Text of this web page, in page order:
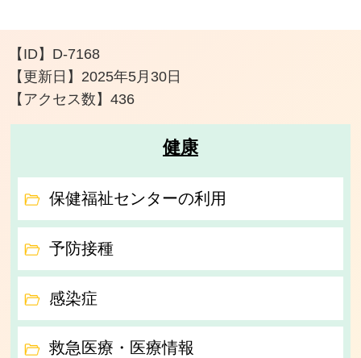
【ID】 D-7168
【更新日】 2025年5月30日
【アクセス数】436
健康
保健福祉センターの利用
予防接種
感染症
救急医療・医療情報